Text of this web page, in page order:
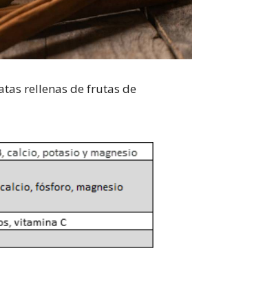
rellenas de frutas de